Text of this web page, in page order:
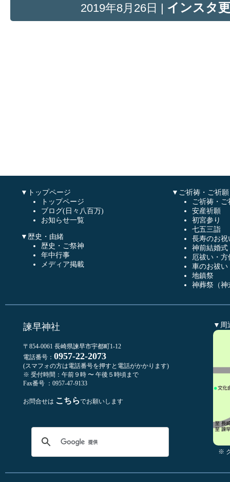
2019年8月26日 | インスタ
▼トップページ
トップページ
ブログ(日々八百万)
お知らせ一覧
▼歴史・由緒
歴史・ご祭神
年中行事
メディア掲載
▼ご祈祷・ご祈願
ご祈祷・
安産祈願
初宮参り
七五三詣
長寿のお祝
神前結婚式
厄祓い・方
車のお祓い
地鎮祭
神葬祭（神
諫早神社
〒854-0061 長崎県諫早市宇都町1-12
電話番号： 0957-22-2073
(スマフォの方は電話番号を押すと電話がかかります)
※ 受付時間：午前９時 〜 午後５時頃まで
Fax番号 ：0957-47-9133
お問合せは こちらでお願いします
▼周
※